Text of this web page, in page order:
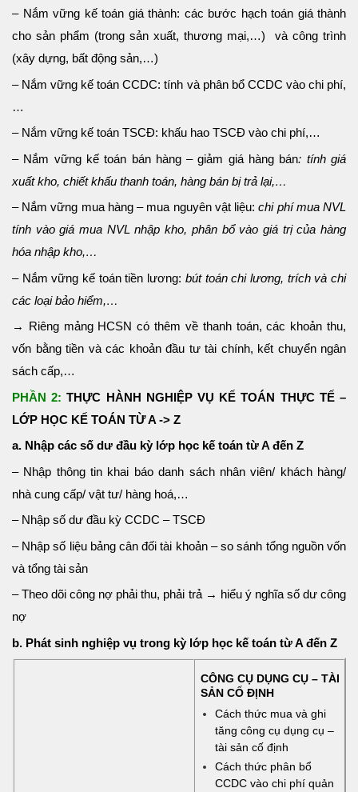
– Nắm vững kế toán giá thành: các bước hạch toán giá thành
cho sản phẩm (trong sản xuất, thương mại,…) và công trình
(xây dựng, bất động sản,…)
– Nắm vững kế toán CCDC: tính và phân bổ CCDC vào chi phí,
…
– Nắm vững kế toán TSCĐ: khấu hao TSCĐ vào chi phí,…
– Nắm vững kế toán bán hàng – giảm giá hàng bán: tính giá
xuất kho, chiết khấu thanh toán, hàng bán bị trả lại,…
– Nắm vững mua hàng – mua nguyên vật liệu:chi phí mua NVL
tính vào giá mua NVL nhập kho, phân bổ vào giá trị của hàng
hóa nhập kho,…
– Nắm vững kế toán tiền lương: bút toán chi lương, trích và chi
các loại bảo hiểm,…
→ Riêng mảng HCSN có thêm về thanh toán, các khoản thu,
vốn bằng tiền và các khoản đầu tư tài chính, kết chuyển ngân
sách cấp,…
PHẦN 2: THỰC HÀNH NGHIỆP VỤ KẾ TOÁN THỰC TẾ –
LỚP HỌC KẾ TOÁN TỪ A -> Z
a. Nhập các số dư đầu kỳ lớp học kế toán từ A đến Z
– Nhập thông tin khai báo danh sách nhân viên/ khách hàng/
nhà cung cấp/ vật tư/ hàng hoá,…
– Nhập số dư đầu kỳ CCDC – TSCĐ
– Nhập số liệu bảng cân đối tài khoản – so sánh tổng nguồn vốn
và tổng tài sản
– Theo dõi công nợ phải thu, phải trả → hiểu ý nghĩa số dư công
nợ
b. Phát sinh nghiệp vụ trong kỳ lớp học kế toán từ A đến Z
CÔNG CỤ DỤNG CỤ – TÀI
SẢN CỐ ĐỊNH
Cách thức mua và ghi
tăng công cụ dụng cụ –
tài sản cố định
Cách thức phân bổ
CCDC vào chi phí quản